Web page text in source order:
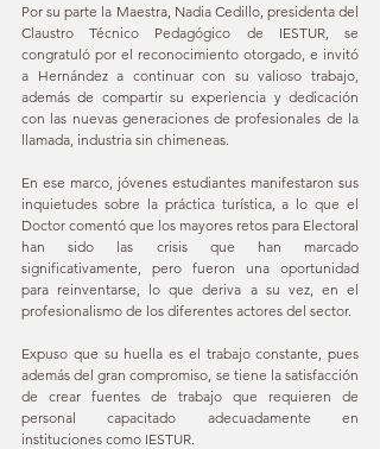
Por su parte la Maestra, Nadia Cedillo, presidenta del
Claustro Técnico Pedagógico de IESTUR, se
congratuló por el reconocimiento otorgado, e invitó
a Hernández a continuar con su valioso trabajo,
además de compartir su experiencia y dedicación
con las nuevas generaciones de profesionales de la
llamada, industria sin chimeneas.
En ese marco, jóvenes estudiantes manifestaron sus
inquietudes sobre la práctica turística, a lo que el
Doctor comentó que los mayores retos para Electoral
han sido las crisis que han marcado
significativamente, pero fueron una oportunidad
para reinventarse, lo que deriva a su vez, en el
profesionalismo de los diferentes actores del sector.
Expuso que su huella es el trabajo constante, pues
además del gran compromiso, se tiene la satisfacción
de crear fuentes de trabajo que requieren de
personal capacitado adecuadamente en
instituciones como IESTUR.